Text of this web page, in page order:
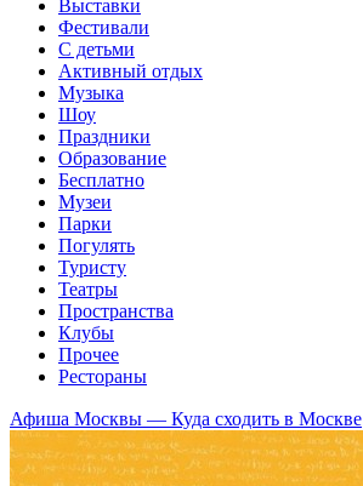
Выставки
Фестивали
С детьми
Активный отдых
Музыка
Шоу
Праздники
Образование
Бесплатно
Музеи
Парки
Погулять
Туристу
Театры
Пространства
Клубы
Прочее
Рестораны
Афиша Москвы — Куда сходить в Москве